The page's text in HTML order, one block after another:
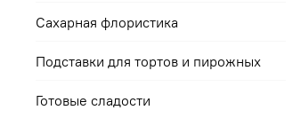
Сахарная флористика
Подставки для тортов и пирожных
Готовые сладости